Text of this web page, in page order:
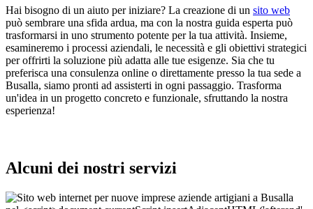
Hai bisogno di un aiuto per iniziare? La creazione di un sito web
può sembrare una sfida ardua, ma con la nostra guida esperta può
trasformarsi in uno strumento potente per la tua attività. Insieme,
esamineremo i processi aziendali, le necessità e gli obiettivi strategici
per offrirti la soluzione più adatta alle tue esigenze. Sia che tu
preferisca una consulenza online o direttamente presso la tua sede a
Busalla, siamo pronti ad assisterti in ogni passaggio. Trasforma
un'idea in un progetto concreto e funzionale, sfruttando la nostra
esperienza!
Alcuni dei nostri servizi